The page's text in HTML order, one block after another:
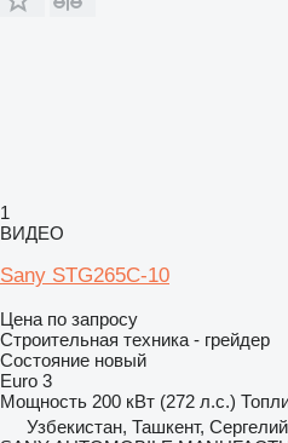
1
ВИДЕО
Sany STG265C-10
Цена по запросу
Строительная техника - грейдер
Состояние новый
Euro 3
Мощность 200 кВт (272 л.с.)
Узбекистан, Ташкент,